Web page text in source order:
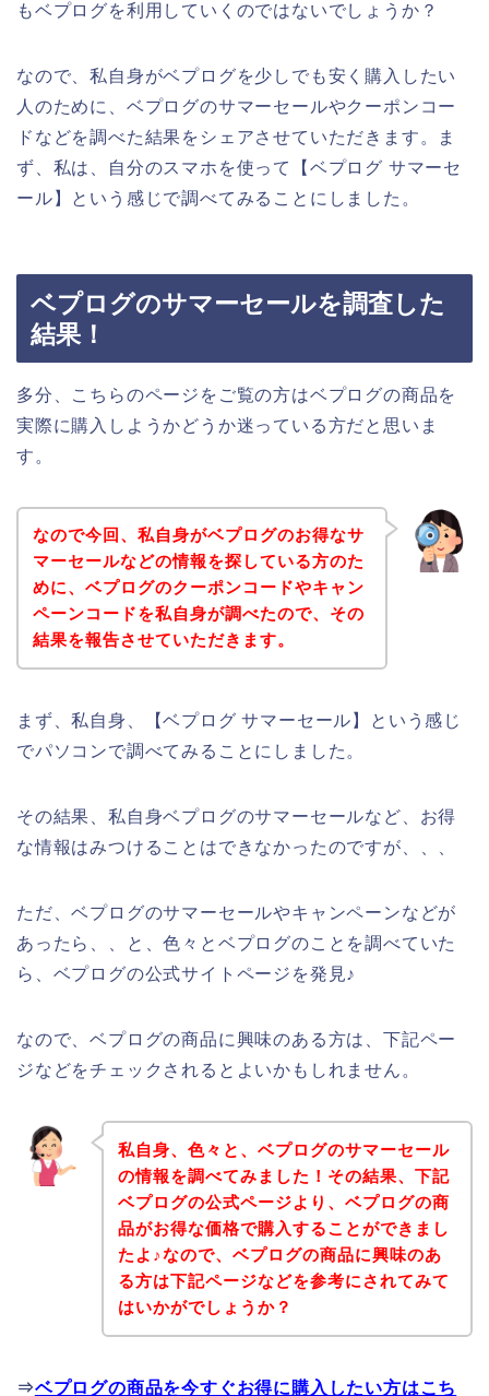
もベプログを利用していくのではないでしょうか？
なので、私自身がベプログを少しでも安く購入したい
人のために、ベプログのサマーセールやクーポンコー
ドなどを調べた結果をシェアさせていただきます。ま
ず、私は、自分のスマホを使って【ベプログ サマーセ
ール】という感じで調べてみることにしました。
ベプログのサマーセールを調査した
結果！
多分、こちらのページをご覧の方はベプログの商品を
実際に購入しようかどうか迷っている方だと思いま
す。
なので今回、私自身がベプログのお得なサ
マーセールなどの情報を探している方のた
めに、ベプログのクーポンコードやキャン
ペーンコードを私自身が調べたので、その
結果を報告させていただきます。
まず、私自身、【ベプログ サマーセール】という感じ
でパソコンで調べてみることにしました。
その結果、私自身ベプログのサマーセールなど、お得
な情報はみつけることはできなかったのですが、、、
ただ、ベプログのサマーセールやキャンペーンなどが
あったら、、と、色々とベプログのことを調べていた
ら、ベプログの公式サイトページを発見♪
なので、ベプログの商品に興味のある方は、下記ペー
ジなどをチェックされるとよいかもしれません。
私自身、色々と、ベプログのサマーセール
の情報を調べてみました！その結果、下記
ベプログの公式ページより、ベプログの商
品がお得な価格で購入することができまし
たよ♪なので、ベプログの商品に興味のあ
る方は下記ページなどを参考にされてみて
はいかがでしょうか？
⇒ベプログの商品を今すぐお得に購入したい方はこち